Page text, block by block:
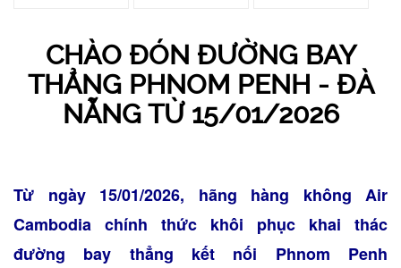
CHÀO ĐÓN ĐƯỜNG BAY
THẲNG PHNOM PENH - ĐÀ
NẴNG TỪ 15/01/2026
Từ ngày 15/01/2026, hãng hàng không Air
Cambodia chính thức khôi phục khai thác
đường bay thẳng kết nối Phnom Penh